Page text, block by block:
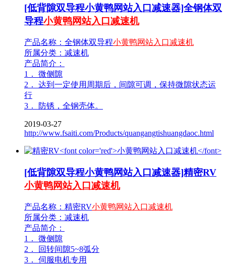
[低背隙双导程小黄鸭网站入口减速器]全钢体双
导程小黄鸭网站入口减速机
产品名称：全钢体双导程小黄鸭网站入口减速机
所属分类：减速机
产品简介：
1． 微侧隙
2． 达到一定使用周期后，间隙可调，保持微隙状态运
行
3． 防锈，全钢壳体。
2019-03-27
http://www.fsaiti.com/Products/quangangtishuangdaoc.html
[低背隙双导程小黄鸭网站入口减速器]精密RV
小黄鸭网站入口减速机
产品名称：精密RV小黄鸭网站入口减速机
所属分类：减速机
产品简介：
1． 微侧隙
2． 回转间隙5~8弧分
3． 伺服电机专用